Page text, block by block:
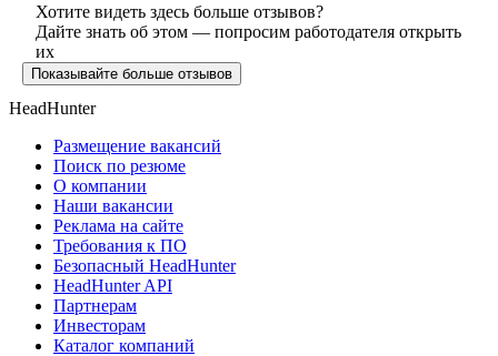
Хотите видеть здесь больше отзывов?
Дайте знать об этом — попросим работодателя открыть
их
Показывайте больше отзывов
HeadHunter
Размещение вакансий
Поиск по резюме
О компании
Наши вакансии
Реклама на сайте
Требования к ПО
Безопасный HeadHunter
HeadHunter API
Партнерам
Инвесторам
Каталог компаний